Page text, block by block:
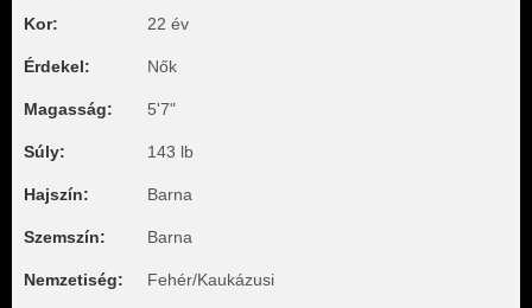
Kor: 22 év
Érdekel: Nők
Magasság: 5'7"
Súly: 143 lb
Hajszín: Barna
Szemszín: Barna
Nemzetiség: Fehér/Kaukázusi